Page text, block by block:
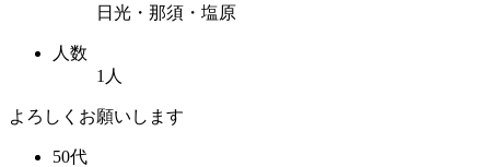
日光・那須・塩原
人数
1人
よろしくお願いします
50代